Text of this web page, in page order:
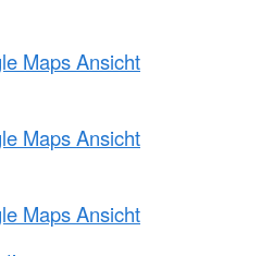
Maps Ansicht
Maps Ansicht
Maps Ansicht